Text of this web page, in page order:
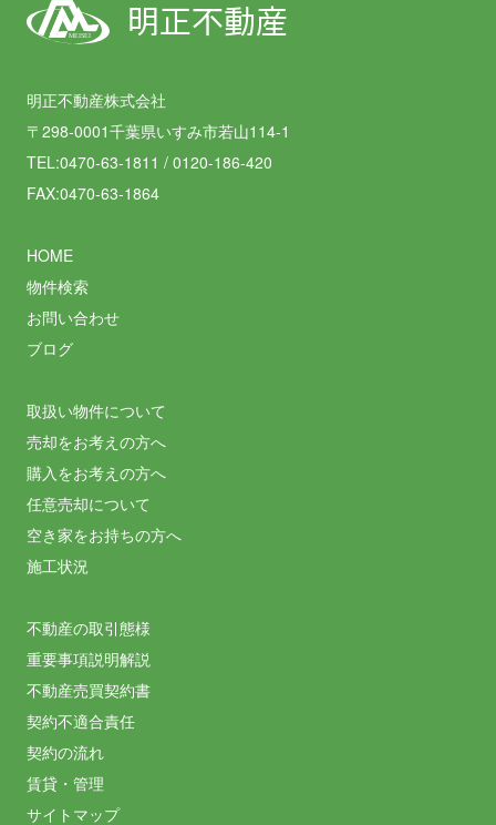
MEISEI 明正不動産
明正不動産株式会社
〒298-0001千葉県いすみ市若山114-1
TEL:0470-63-1811 / 0120-186-420
FAX:0470-63-1864
HOME
物件検索
お問い合わせ
ブログ
取扱い物件について
売却をお考えの方へ
購入をお考えの方へ
任意売却について
空き家をお持ちの方へ
施工状況
不動産の取引態様
重要事項説明解説
不動産売買契約書
契約不適合責任
契約の流れ
賃貸・管理
サイトマップ